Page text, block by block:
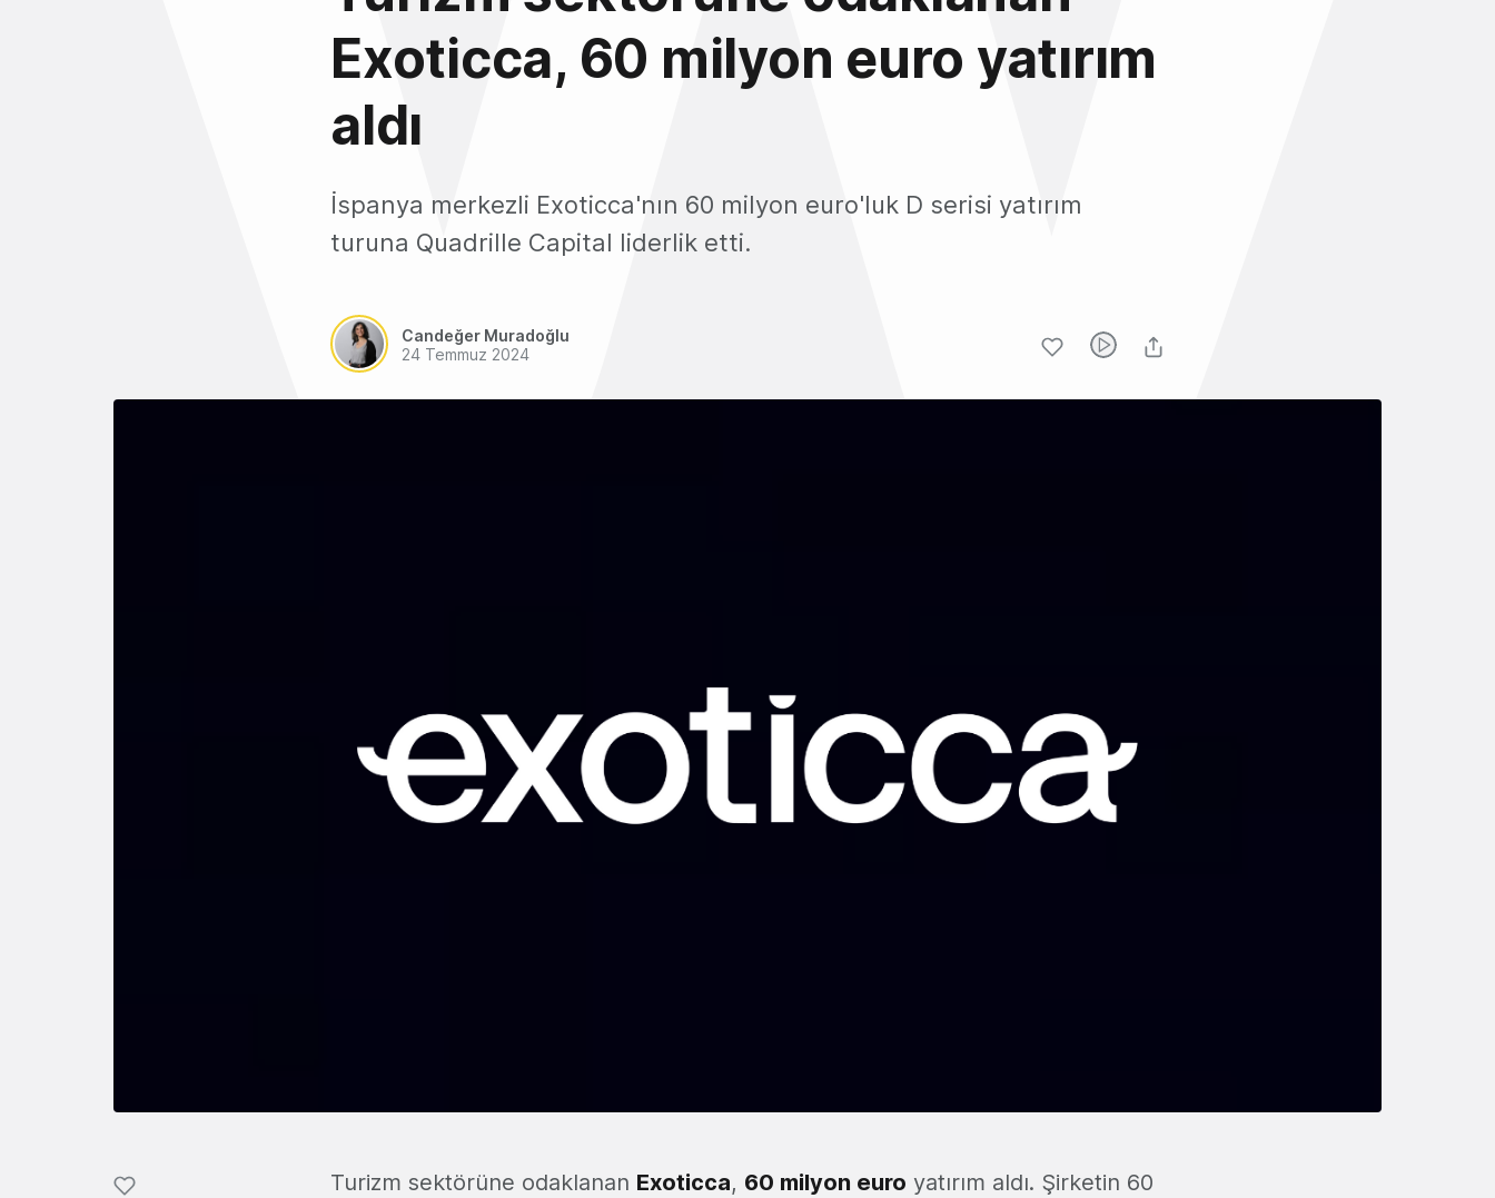
Exoticca, 60 milyon euro yatırım
aldı
İspanya merkezli Exoticca'nın 60 milyon euro'luk D serisi yatırım
turuna Quadrille Capital liderlik etti.
Candeğer Muradoğlu
24 Temmuz 2024
Turizm sektörüne odaklanan Exoticca, 60 milyon euro yatırım aldı. Şirketin 60